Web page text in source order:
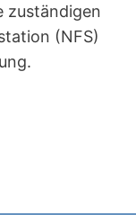
zuständigen
(NFS)